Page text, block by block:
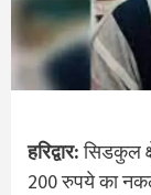
हरिद्वार:सिडकुल
200 रुपये का